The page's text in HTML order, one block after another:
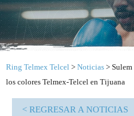
Ring Telmex Telcel > Noticias >
los colores Telmex-Telcel en Tijuana
< REGRESAR A NOTICIAS